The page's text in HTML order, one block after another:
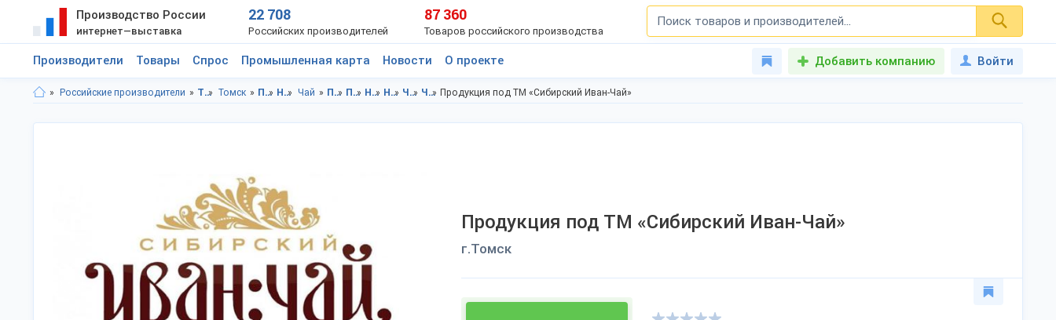
Производство России
интернет—выставка
22 708
Российских производителей
87 360
Товаров российского производства
Производители Товары Спрос Промышленная карта Новости О проекте Добавить компанию Войти
Российские производители Томская область Томск Продукты питания Напитки Чай Продукты питания в Томская область Продукты питания в г.Томск Напитки в Томская область Напитки в г.Томск Чай в Томская область Чай в г.Томск Продукция под ТМ «Сибирский Иван-Чай»
Продукция под ТМ «Сибирский Иван-Чай»
г.Томск